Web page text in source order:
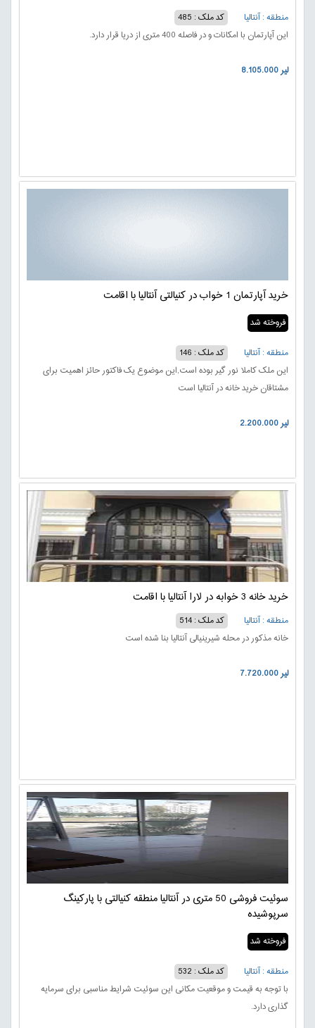
منطقه : آنتالیا
کد ملک : 485
این آپارتمان با امکانات و در فاصله 400 متری از دریا قرار دارد.
8.105.000 لیر
خرید آپارتمان 1 خواب در کنیالتی آنتالیا با اقامت
فروخته شد
منطقه : آنتالیا
کد ملک : 146
این ملک کاملا نور گیر بوده است,این موضوع یک فاکتور حائز اهمیت برای
مشتاقان خرید خانه در آنتالیا است
2.200.000 لیر
خرید خانه 3 خوابه در لارا آنتالیا با اقامت
منطقه : آنتالیا
کد ملک : 514
خانه مذکور در محله شیرینیالی آنتالیا بنا شده است
7.720.000 لیر
سوئیت فروشی 50 متری در آنتالیا منطقه کنیالتی با پارکینگ
سرپوشیده
فروخته شد
منطقه : آنتالیا
کد ملک : 532
با توجه به قیمت و موقعیت مکانی این سوئیت شرایط مناسبی برای سرمایه
گذاری دارد.